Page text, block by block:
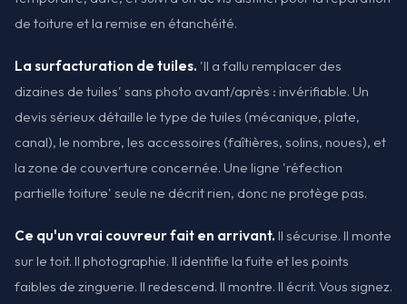
de toiture et la remise en étanchéité.
La surfacturation de tuiles. 'Il a fallu remplacer des
dizaines de tuiles' sans photo avant/après : invérifiable. Un
devis sérieux détaille le type de tuiles (mécanique, plate,
canal), le nombre, les accessoires (faîtières, solins, noues), et
la zone de couverture concernée. Une ligne 'réfection
partielle toiture' seule ne décrit rien, donc ne protège pas.
Ce qu'un vrai couvreur fait en arrivant. Il sécurise. Il monte
sur le toit. Il photographie. Il identifie la fuite et les points
faibles de zinguerie. Il redescend. Il montre. Il écrit. Vous signez.